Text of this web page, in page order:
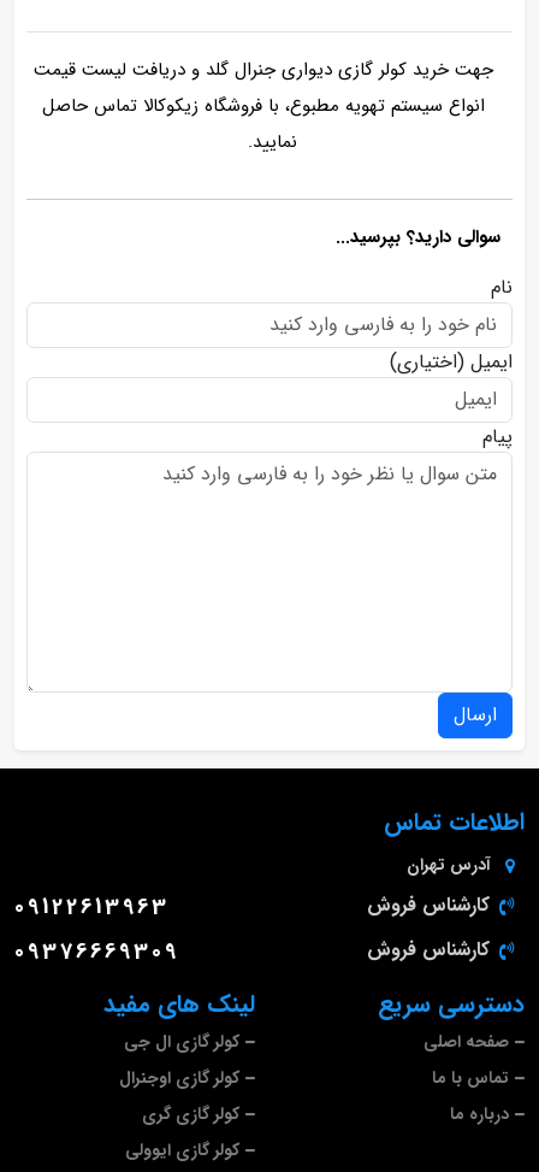
جهت خرید کولر گازی دیواری جنرال گلد و دریافت لیست قیمت
انواع سیستم تهویه مطبوع، با فروشگاه زیکوکالا تماس حاصل
نمایید.
سوالی دارید؟ بپرسید...
نام
ایمیل (اختیاری)
پیام
ارسال
لینک های مفید
کولر گازی ال جی
کولر گازی اوجنرال
کولر گازی گری
کولر گازی ایوولی
دسترسی سریع
صفحه اصلی
تماس با ما
درباره ما
اطلاعات تماس
آدرس تهران
کارشناس فروش 09122613963
کارشناس فروش 09376669309